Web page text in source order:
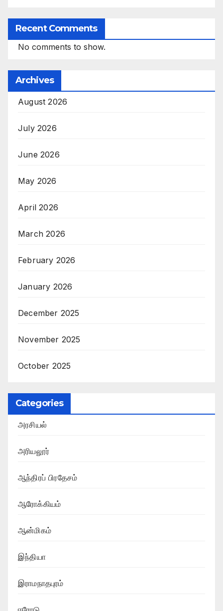
Recent Comments
No comments to show.
Archives
August 2026
July 2026
June 2026
May 2026
April 2026
March 2026
February 2026
January 2026
December 2025
November 2025
October 2025
Categories
அரசியல்
அரியலூர்
ஆந்திரப் பிரதேசம்
ஆரோக்கியம்
ஆன்மிகம்
இந்தியா
இராமநாதபுரம்